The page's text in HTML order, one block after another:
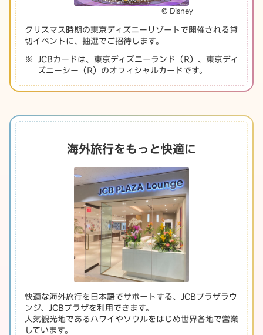
© Disney
クリスマス時期の東京ディズニーリゾートで開催される貸
切イベントに、抽選でご招待します。
JCBカードは、東京ディズニーランド（R）、東京ディ
ズニーシー（R）のオフィシャルカードです。
海外旅行をもっと快適に
快適な海外旅行を日本語でサポートする、JCBプラザラウ
ンジ、JCBプラザを利用できます。
人気観光地であるハワイやソウルをはじめ世界各地で営業
しています。